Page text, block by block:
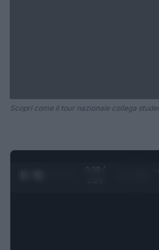
Scopri come il tour nazionale collega
0:29 /